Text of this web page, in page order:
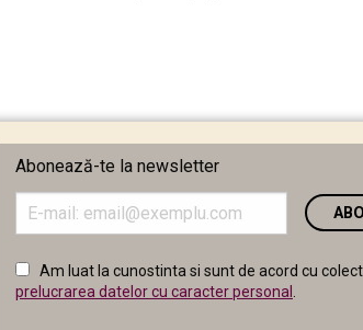
Abonează-te la newsletter
adresa
email
în
câmpul
Am luat la cunostinta si sunt de acord cu
prelucrarea datelor cu caracter personal .